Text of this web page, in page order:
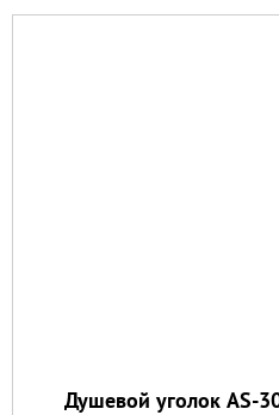
Душевой уголок AS-